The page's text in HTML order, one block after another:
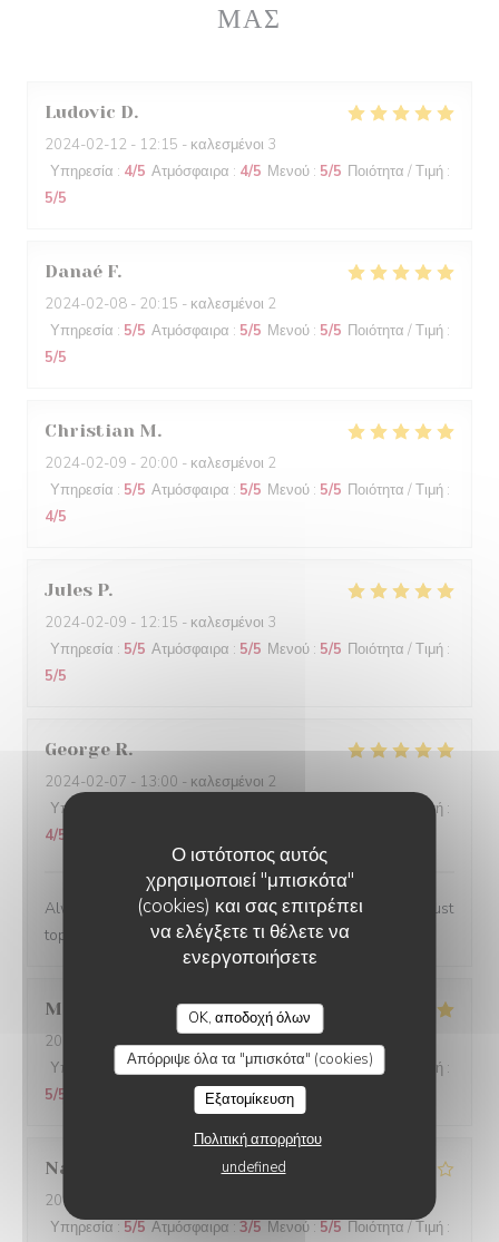
Ο ιστότοπος αυτός
χρησιμοποιεί "μπισκότα"
(cookies) και σας επιτρέπει
να ελέγξετε τι θέλετε να
ενεργοποιήσετε
OK, αποδοχή όλων
Απόρριψε όλα τα "μπισκότα" (cookies)
Εξατομίκευση
Πολιτική απορρήτου
undefined
ΜΑΣ
Ludovic D
2024-02-12 - 12:15 - καλεσμένοι 3
Υπηρεσία : 4/5 Ατμόσφαιρα : 4/5 Μενού : 5/5 Ποιότητα / Τιμή :
5/5
Danaé F
2024-02-08 - 20:15 - καλεσμένοι 2
Υπηρεσία : 5/5 Ατμόσφαιρα : 5/5 Μενού : 5/5 Ποιότητα / Τιμή :
5/5
Christian M
2024-02-09 - 20:00 - καλεσμένοι 2
Υπηρεσία : 5/5 Ατμόσφαιρα : 5/5 Μενού : 5/5 Ποιότητα / Τιμή :
4/5
Jules P
2024-02-09 - 12:15 - καλεσμένοι 3
Υπηρεσία : 5/5 Ατμόσφαιρα : 5/5 Μενού : 5/5 Ποιότητα / Τιμή :
5/5
George R
2024-02-07 - 13:00 - καλεσμένοι 2
Υπηρεσία
Ποιότητα / Τιμή :
4/5
Always a lovely place to lunch and the personnel are just
top notch.
Marwan
2024-02-06- 20:00 - καλεσμένοι 4
Υπηρεσία : 5/5 Ατμόσφαιρα: 5/5 Μενού :5/5 Ποιότητα / Τιμή :
5/5
Nathalie
2024-02-06
Υπηρεσία : 5/5 Ατμόσφαιρα : 3/5 Μενού : 5/5 Ποιότητα / Τιμή :